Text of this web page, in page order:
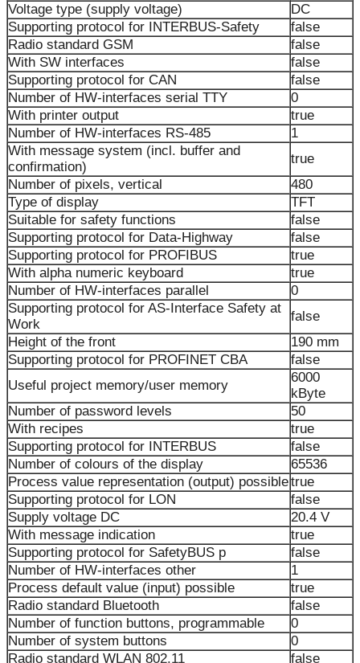
Voltage type (supply voltage)
DC
Supporting protocol for INTERBUS-Safety
false
Radio standard GSM
false
With SW interfaces
false
Supporting protocol for CAN
false
Number of HW-interfaces serial TTY
0
With printer output
true
Number of HW-interfaces RS-485
1
With message system (incl. buffer and
confirmation)
true
Number of pixels, vertical
480
Type of display
TFT
Suitable for safety functions
false
Supporting protocol for Data-Highway
false
Supporting protocol for PROFIBUS
true
With alpha numeric keyboard
true
Number of HW-interfaces parallel
0
Supporting protocol for AS-Interface Safety at
Work
false
Height of the front
190 mm
Supporting protocol for PROFINET CBA
false
Useful project memory/user memory
6000
kByte
Number of password levels
50
With recipes
true
Supporting protocol for INTERBUS
false
Number of colours of the display
65536
Process value representation (output) possibletrue
Supporting protocol for LON
false
Supply voltage DC
20.4 V
With message indication
true
Supporting protocol for SafetyBUS p
false
Number of HW-interfaces other
1
Process default value (input) possible
true
Radio standard Bluetooth
false
Number of function buttons, programmable
0
Number of system buttons
0
Radio standard WLAN 802.11
false